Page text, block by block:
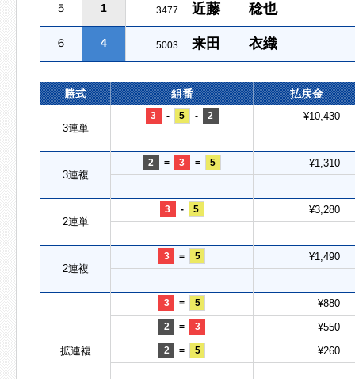
５ 1 3477 近藤 稔也
６ 4 5003 来田 衣織
勝式 組番 払戻金
3連単
3 - 5 - 2 ¥10,430
3連複
2 = 3 = 5 ¥1,310
2連単
3 - 5 ¥3,280
2連複
3 = 5 ¥1,490
拡連複
3 = 5 ¥880
2 = 3 ¥550
2 = 5 ¥260